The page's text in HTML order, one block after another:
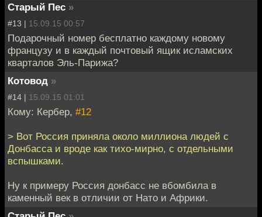
Старый Пес »
#13 | 15.09.15 00:57
Подарочный номер бесплатно каждому новому
французу и в каждый почтовый ящик исламских
кварталов Эль-Парижа?
Котовод »
#14 | 15.09.15 01:01
Кому: Кербер, #12
> Вот Россия приняла около миллиона людей с
Донбасса и вроде как тихо-мирно, с отдельными
вспышками.
Ну к примеру Россия донбасс не вбомбила в
каменный век в отличии от Нато и Африки.